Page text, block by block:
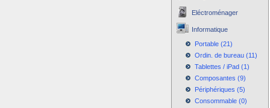
Eléctroménager
Informatique
Portable (21)
Ordin. de bureau (11)
Tablettes / iPad (1)
Composantes (9)
Périphériques (5)
Consommable (0)